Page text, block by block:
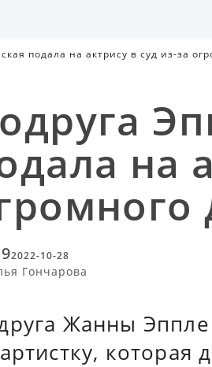
подала на актрису в суд из-за
на
2022-10-28
Гончарова
Жанны Эппле